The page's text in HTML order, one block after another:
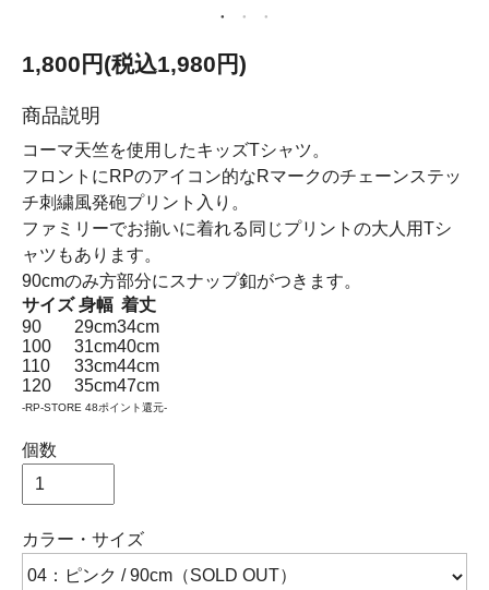
1,800円(税込1,980円)
商品説明
コーマ天竺を使用したキッズTシャツ。
フロントにRPのアイコン的なRマークのチェーンステッ
チ刺繍風発砲プリント入り。
ファミリーでお揃いに着れる同じプリントの大人用Tシ
ャツもあります。
90cmのみ方部分にスナップ釦がつきます。
サイズ 身幅 着丈
90
29cm34cm
100
31cm40cm
110
33cm44cm
120
35cm47cm
-RP-STORE 48ポイント還元-
個数
カラー・サイズ